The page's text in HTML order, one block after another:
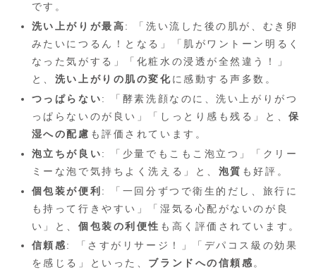
です。
洗い上がりが最高: 「洗い流した後の肌が、むき卵
みたいにつるん！となる」「肌がワントーン明るく
なった気がする」「化粧水の浸透が全然違う！」
と、 洗い上がりの肌の変化に感動する声多数。
つっぱらない: 「酵素洗顔なのに、洗い上がりがつ
っぱらないのが良い」「しっとり感も残る」と、保
湿への配慮 も評価されています。
泡立ちが良い: 「少量でもこもこ泡立つ」「クリー
ミーな泡で気持ちよく洗える」と、 泡質 も好評。
個包装が便利 : 「一回分ずつで衛生的だし、旅行に
も持って行きやすい」「湿気る心配がないのが良
い」と、個包装の利便性 も高く評価されています。
信頼感: 「さすがリサージ！」「デパコス級の効果
を感じる」といった、 ブランドへの信頼感。